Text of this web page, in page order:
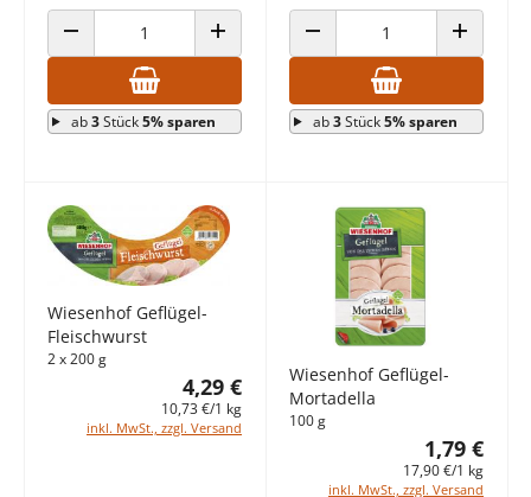
ANZAHL VERRINGERN ANZAHL ERHÖHEN
ab3Stück5% sparen
ANZAHL VERRINGERN ANZAHL
ab3Stück5% sparen
Wiesenhof Geflügel-
Fleischwurst
2 x 200 g
4,29 €
10,73 €/1 kg
inkl. MwSt., zzgl. Versand
Wiesenhof Geflügel-
Mortadella
100 g
1,79 €
17,90 €/1 kg
inkl. MwSt., zzgl. Versand